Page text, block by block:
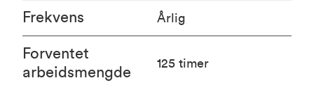
Frekvens Årlig
Forventet
arbeidsmengde
125 timer